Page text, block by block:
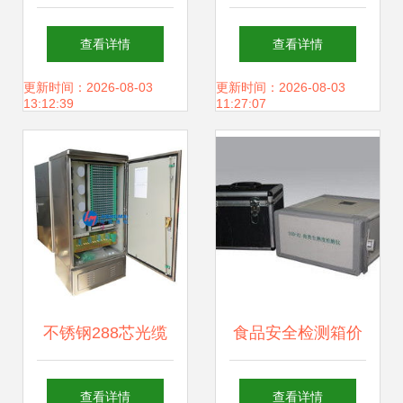
160L电子防潮箱
打造高安全性存储
查看详情
更新时间：2026-08-03
13:12:39
料储物箱 收纳整理
的新风尚
查看详情
更新时间：2026-08-03
11:27:07
不锈钢288芯光缆
交接箱产品接口全
查看详情
食品安全检测箱价
格 食品安全检测箱
查看详情